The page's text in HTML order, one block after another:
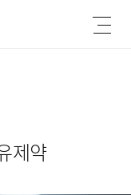
제약